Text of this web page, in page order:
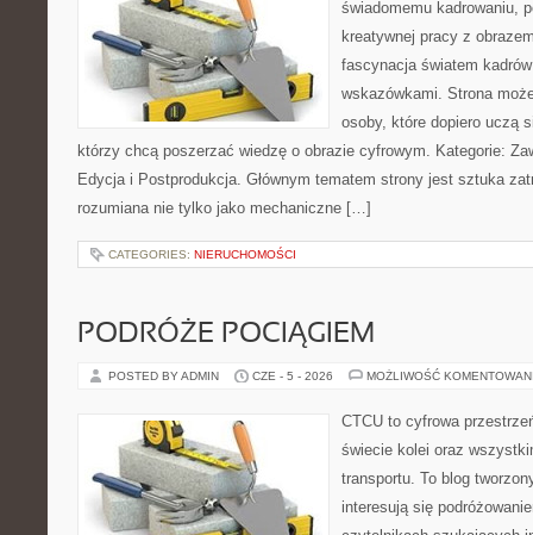
świadomemu kadrowaniu,
kreatywnej pracy z
fascynacja światem
wskazówkami. Strona
osoby, które dopiero uczą
którzy chcą poszerzać wiedzę o obrazie cyfrowym. Kategorie:
Edycja i Postprodukcja. Głównym tematem strony jest sztuka
rozumiana nie tylko jako mechaniczne […]
CATEGORIES: NIERUCHOMOŚCI
PODRÓŻE POCIĄGIEM
POSTED BY ADMIN CZE - 5 - 2026 MOŻLIWOŚĆ
CTCU to cyfrowa
świecie kolei oraz
transportu. To blog
interesują się